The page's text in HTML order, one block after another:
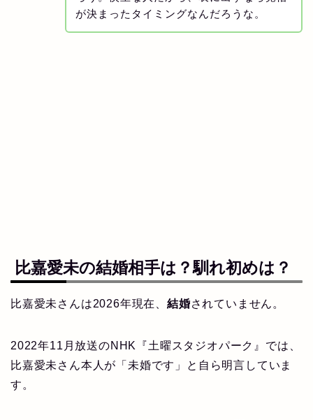
が決まったタイミングなんだろうな。
比嘉愛未の結婚相手は？馴れ初めは？
比嘉愛未さんは2026年現在、 結婚されていません。
2022年11月放送のNHK『土曜スタジオパーク』では、
比嘉愛未さん本人が「未婚です」と自ら明言していま
す。